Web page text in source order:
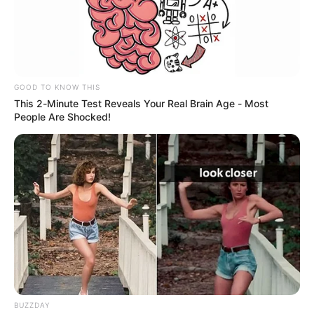
GOOD TO KNOW THIS
This 2-Minute Test Reveals Your Real Brain Age - Most
People Are Shocked!
BUZZDAY